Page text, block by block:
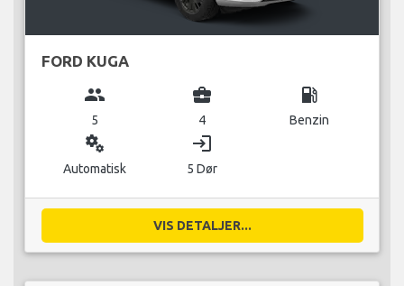
FORD KUGA
group
5
business_center
4
local_gas_station
Benzin
miscellaneous_services
Automatisk
login
5 Dør
VIS DETALJER...